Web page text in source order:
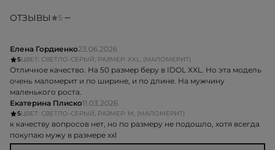
ОТЗЫВЫ 5
Елена Гордиенко23.06.2026
5ЦВЕТ: СВЕТЛО-СЕРЫЙ, РАЗМЕР: XXL, (МАЛОМЕРИТ)
Отличное качество. На 50 размер беру в IDOL XXL. Но эта модель
очень маломерит и по ширине, и по длине. На мужчину
маленького роста.
Екатерина Плиско11.03.2026
5ЦВЕТ: СВЕТЛО-СЕРЫЙ, РАЗМЕР: M, (МАЛОМЕРИТ)
к качеству вопросов нет, но по размеру не подошло, хотя всегда
покупаю мужу в размере xxl